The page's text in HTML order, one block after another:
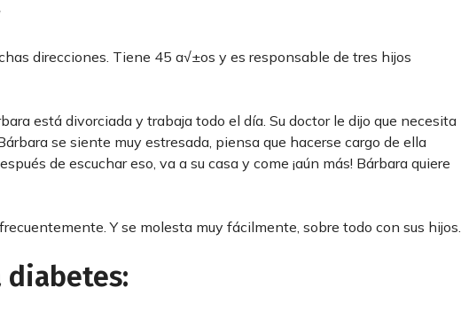
direcciones. Tiene 45 a√±os y es responsable de tres hijos
está divorciada y trabaja todo el día. Su doctor le dijo que necesita
se siente muy estresada, piensa que hacerse cargo de ella
de escuchar eso, va a su casa y come ¡aún más! Bárbara quiere
Y se molesta muy fácilmente, sobre todo con sus hijos.
diabetes: